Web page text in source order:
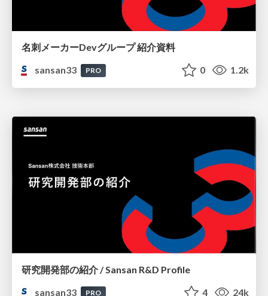
名刺メーカーDevグループ 紹介資料
sansan33
PRO 0 1.2k
研究開発部の紹介 / Sansan R&D Profile
sansan33
PRO 4 24k